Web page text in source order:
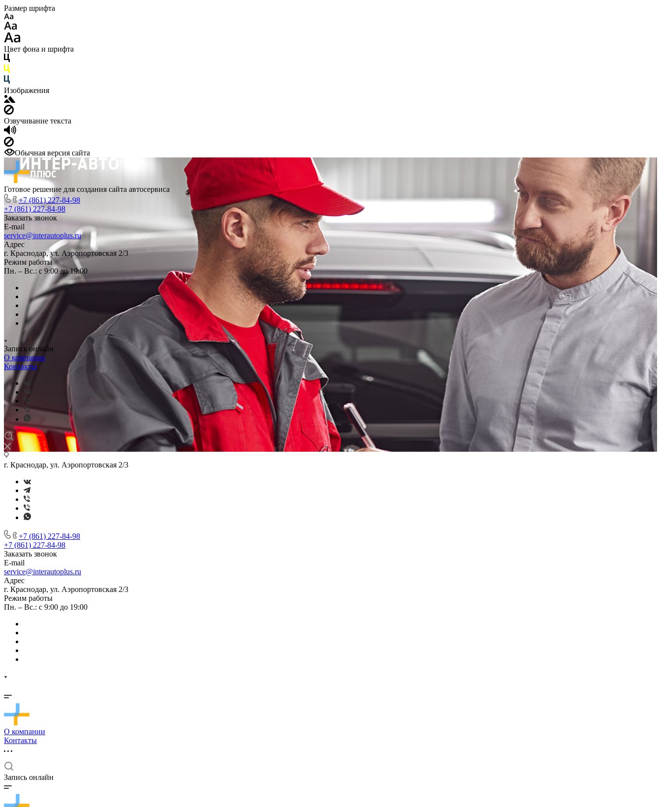
Размер шрифта
Цвет фона и шрифта
Изображения
Озвучивание текста
Обычная версия сайта
Готовое решение для создания сайта автосервиса
+7 (861) 227-84-98
+7 (861) 227-84-98
Заказать звонок
E-mail
service@interautoplus.ru
Адрес
г. Краснодар, ул. Аэропортовская 2/3
Режим работы
Пн. – Вс.: с 9:00 до 19:00
Запись онлайн
О компании
Контакты
г. Краснодар, ул. Аэропортовская 2/3
+7 (861) 227-84-98
+7 (861) 227-84-98
Заказать звонок
E-mail
service@interautoplus.ru
Адрес
г. Краснодар, ул. Аэропортовская 2/3
Режим работы
Пн. – Вс.: с 9:00 до 19:00
О компании
Контакты
Запись онлайн